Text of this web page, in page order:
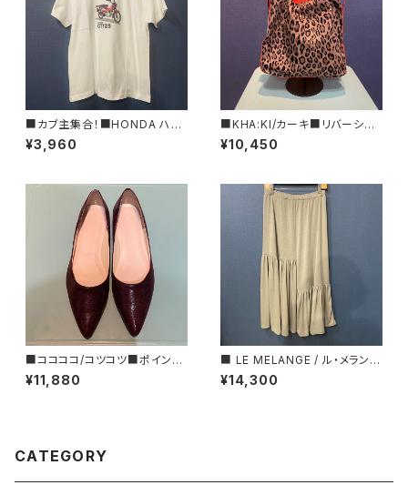
■カブ主集合！■HONDA ハン
ターカブTシャツ/RED■GIFT
にもオススメ
¥3,960
■KHA:KI/カーキ■リバーシブ
ルトートBAG■MIL25SBG304
7■
¥10,450
■ココココ/コツコツ■ポインテ
ッドトゥ・フラットシューズ/MAR
ON■2024FW
¥11,880
■ LE MELANGE / ル・メランジ
ュ ■ アシンメトリー・ギャザース
カート■
¥14,300
CATEGORY